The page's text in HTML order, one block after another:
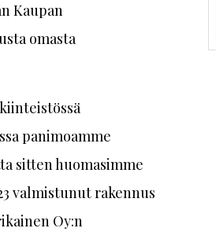
Kaupan
omasta
panimoamme
sitten huomasimme
valmistunut rakennus
Oy:n